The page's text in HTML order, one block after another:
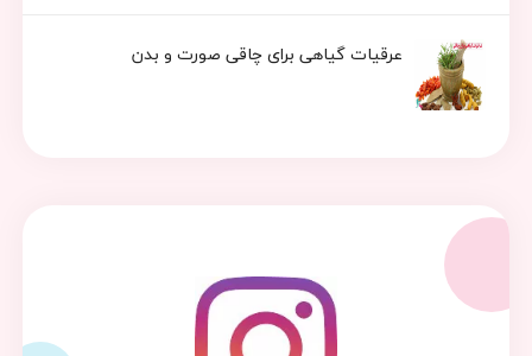
عرقیات گیاهی برای چاقی صورت و بدن